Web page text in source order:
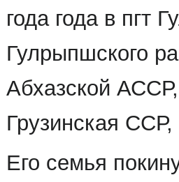
года года в пгт
Гулрыпшского
Абхазской АССР,
Грузинская
Его семья